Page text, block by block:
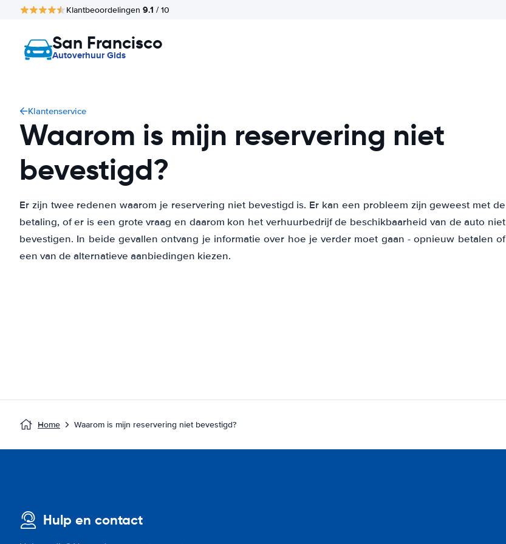
Klantbeoordelingen 9.1 / 10
San Francisco
Autoverhuur Gids
Klantenservice
Waarom is mijn reservering niet
bevestigd?
Er zijn twee redenen waarom je reservering niet bevestigd is. Er kan een probleem zijn geweest met de
betaling, of er is een grote vraag en daarom kon het verhuurbedrijf de beschikbaarheid van de auto niet
bevestigen. In beide gevallen ontvang je informatie over hoe je verder moet gaan - opnieuw betalen of
een van de alternatieve aanbiedingen kiezen.
Home Waarom is mijn reservering niet bevestigd?
Hulp en contact